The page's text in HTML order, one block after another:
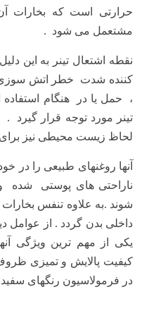
حرارتی است که بخارات
مشتعمل می شود .
نقطه اشتعال تینر به این
کننده شدت خطر اتش سوزی
، حمل یا در هنگام استفاده
تینر مورد توجه قرار گیرد .
لحاظ زیست محیطی نیز
آنها روغنهای طبیعی را
ناراحتی های پوستی
شوند .به علاوه تنفس
داخلی بدن گردد . از عوامل
یکی از مهم ترین ویژگی
کیفیت پالایش و تمیزی
در فرمولاسیون رنگهای